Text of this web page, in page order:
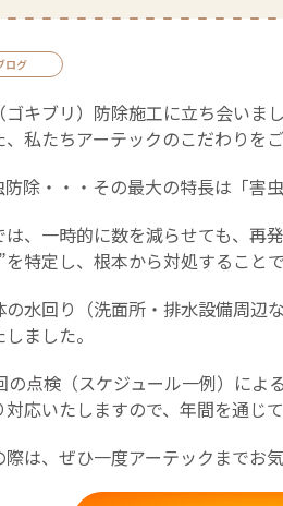
ログ
キブリ）防除施工に立ち会いまし
私たちアーテックのこだわりをご
除・・・その最大の特長は「害
、一時的に数を減らせても、再
特定し、根本から対処することで
水回り（洗面所・排水設備周辺
ました。
の点検（スケジュール一例）に
応いたしますので、年間を通じ
際は、ぜひ一度アーテックまでお